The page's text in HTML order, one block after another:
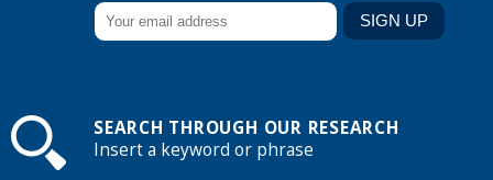
SEARCH THROUGH OUR RESEARCH
Insert a keyword or phrase